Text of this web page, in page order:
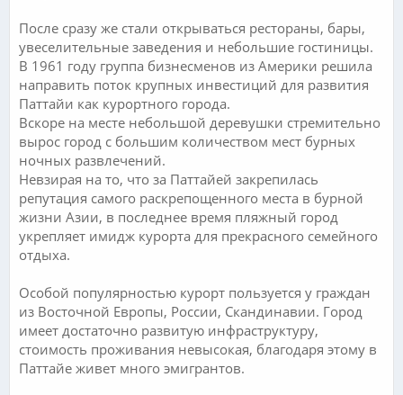
После cразу же стали открываться рестораны, бары,
увеселительные заведения и небольшие гостиницы.
В 1961 году группа бизнесменов из Америки решила
направить поток крупных инвестиций для развития
Паттайи как курортного города.
Вскоре на месте небольшой деревушки стремительно
вырос город с большим количеством мест бурных
ночных развлечений.
Невзирая на то, что за Паттайей закрепилась
репутация самого раскрепощенного места в бурной
жизни Азии, в последнее время пляжный город
укрепляет имидж курорта для прекрасного семейного
отдыха.
Особой популярностью курорт пользуется у граждан
из Восточной Европы, России, Скандинавии. Город
имеет достаточно развитую инфраструктуру,
стоимость проживания невысокая, благодаря этому в
Паттайе живет много эмигрантов.